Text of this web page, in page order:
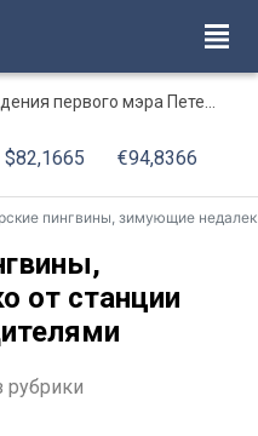
Петербурга Анатолия Собчака
$82,1665 €94,8366
зимующие недалеко от станции Мирный, стали родителями
от станции
рубрики